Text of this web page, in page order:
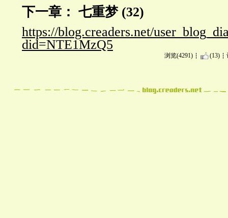
下一章： 七重梦 (32)
https://blog.creaders.net/
did=NTE1MzQ5
浏览(4291) (13)